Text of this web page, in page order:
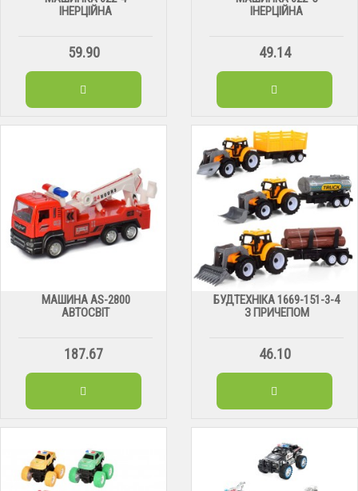
ІНЕРЦІЙНА
59.90
ІНЕРЦІЙНА
49.14
МАШИНА АS-2800
АВТОСВІТ
187.67
БУДТЕХНІКА 1669-151-3-4
З ПРИЧЕПОМ
46.10